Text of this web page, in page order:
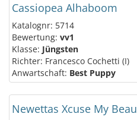
Cassiopea Alhaboom
Katalognr: 5714
Bewertung: vv1
Klasse: Jüngsten
Richter: Francesco Cochetti (I)
Anwartschaft: Best Puppy
Newettas Xcuse My